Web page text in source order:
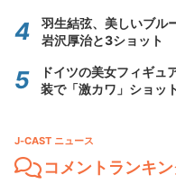
羽生結弦、美しいブル
岩沢厚治と3ショット
ドイツの美女フィギュ
装で「激カワ」ショッ
J-CAST ニュース
コメントランキ